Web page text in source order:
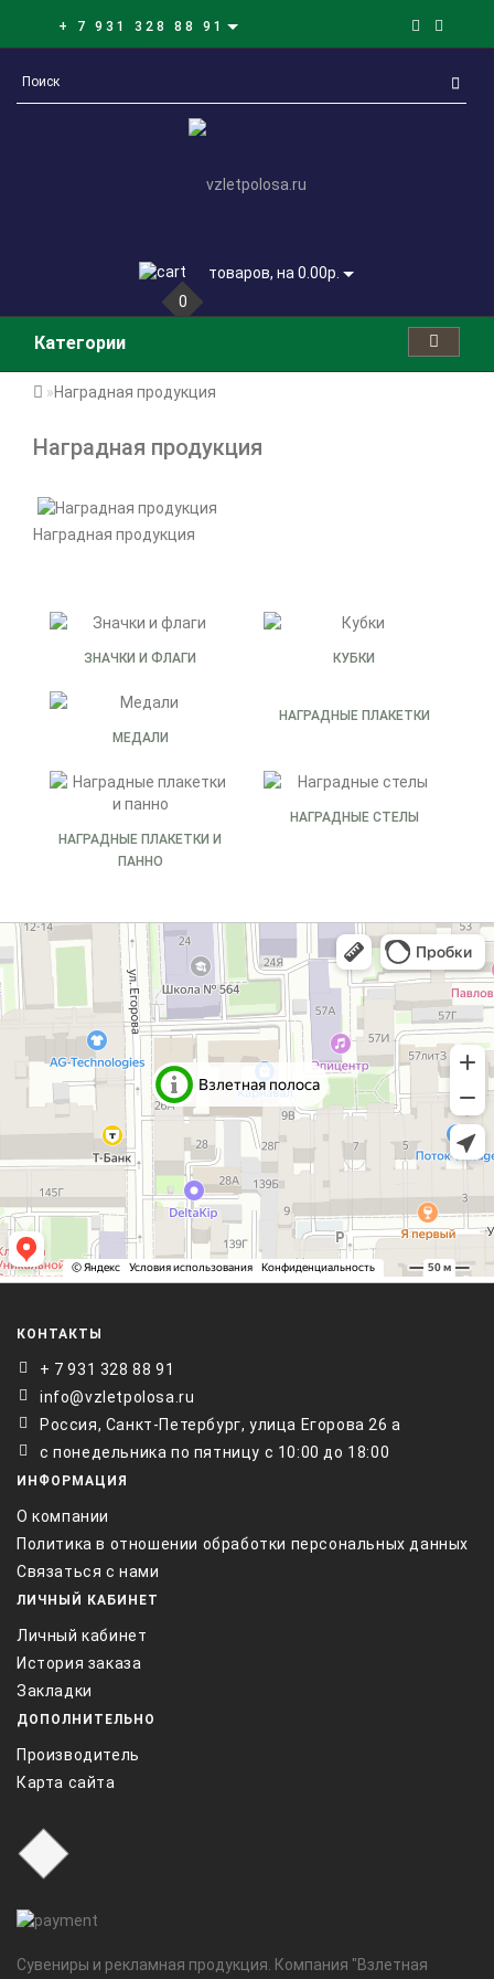
+ 7 931 328 88 91
0
товаров, на 0.00р.
Категории
Наградная продукция
Наградная продукция
Наградная продукция
ЗНАЧКИ И ФЛАГИ КУБКИ
МЕДАЛИ
НАГРАДНЫЕ ПЛАКЕТКИ
НАГРАДНЫЕ ПЛАКЕТКИ И
ПАННО
НАГРАДНЫЕ СТЕЛЫ
КОНТАКТЫ
+ 7 931 328 88 91
info@vzletpolosa.ru
Россия, Санкт-Петербург, улица Егорова 26 а
с понедельника по пятницу с 10:00 до 18:00
ИНФОРМАЦИЯ
О компании
Политика в отношении обработки персональных данных
Связаться с нами
ЛИЧНЫЙ КАБИНЕТ
Личный кабинет
История заказа
Закладки
ДОПОЛНИТЕЛЬНО
Производитель
Карта сайта
Сувениры и рекламная продукция. Компания "Взлетная